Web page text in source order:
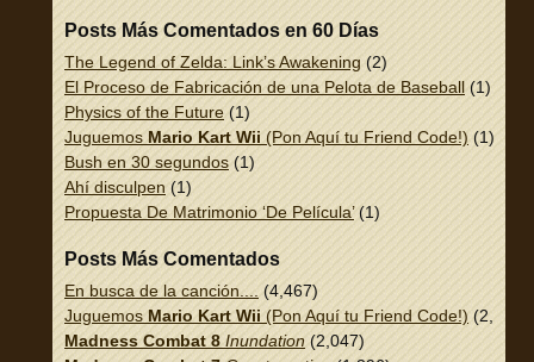
Posts Más Comentados en 60 Días
The Legend of Zelda: Link’s Awakening (2)
El Proceso de Fabricación de una Pelota de Baseball (1)
Physics of the Future (1)
Juguemos Mario Kart Wii (Pon Aquí tu Friend Code!) (1)
Bush en 30 segundos (1)
Ahí disculpen (1)
Propuesta De Matrimonio ‘De Película’(1)
Posts Más Comentados
En busca de la canción....
(4,467)
Juguemos Mario Kart Wii (Pon Aquí tu Friend Code!) (2,337)
Madness Combat 8 Inundation (2,047)